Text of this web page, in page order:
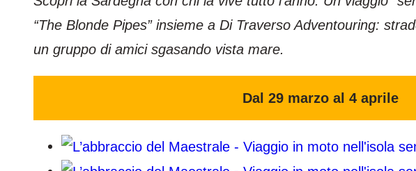
“The Blonde Pipes” insieme a Di Traverso Adventouring:
un gruppo di amici sgasando vista mare.
Dal 29 marzo al 4 aprile